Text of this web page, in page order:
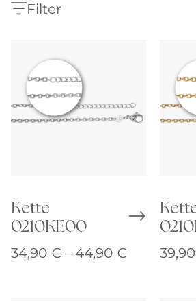
Filter
Kette
0210KE00
34,90 € – 44,90 € 39,90